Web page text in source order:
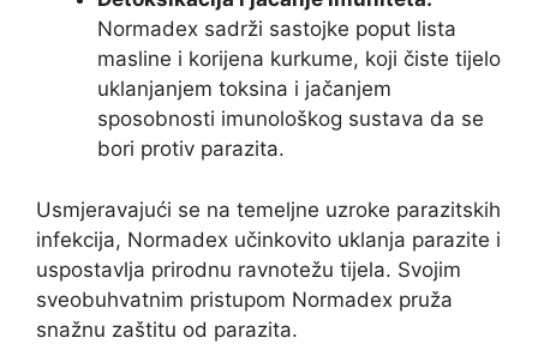
Normadex sadrži sastojke poput lista
masline i korijena kurkume, koji čiste tijelo
uklanjanjem toksina i jačanjem
sposobnosti imunološkog sustava da se
bori protiv parazita.
Usmjeravajući se na temeljne uzroke parazitskih
infekcija, Normadex učinkovito uklanja parazite i
uspostavlja prirodnu ravnotežu tijela. Svojim
sveobuhvatnim pristupom Normadex pruža
snažnu zaštitu od parazita.